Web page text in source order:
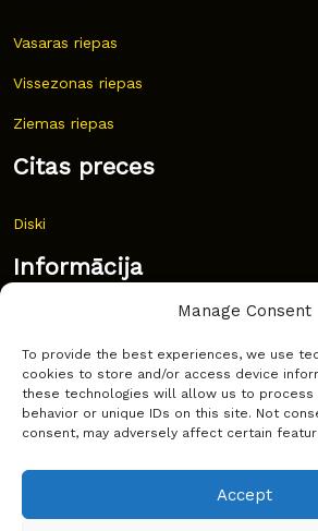
Manage Consent
To provide the best experiences, we use
cookies to store and/or access device
these technologies will allow us to process
behavior or unique IDs on this site. Not
consent, may adversely affect certain
Accept
Vasaras riepas
Vissezonas riepas
Ziemas riepas
Citas preces
Diski
Informācija
Bieži uzdoti jautājumi
Kur pirkt?
Sīkdatņu politika